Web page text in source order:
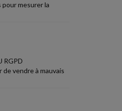
mesurer la
RGPD
vendre à mauvais